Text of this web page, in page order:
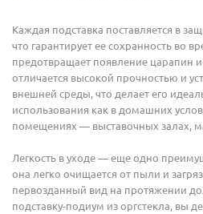
Каждая подставка поставляется в
что гарантирует ее сохранность во
предотвращает появление царапин
отличается высокой прочностью и
внешней среды, что делает его
использования как в домашних
помещениях — выставочных залах,
Легкость в уходе — еще одно
она легко очищается от пыли и
первозданный вид на протяжении
подставку-подиум из оргстекла, вы